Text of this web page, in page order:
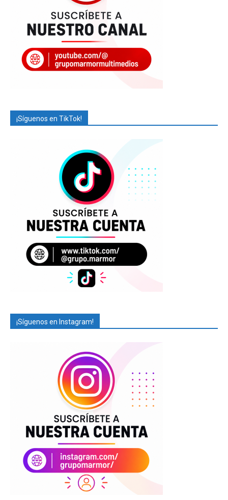
¡Síguenos en TikTok!
¡Síguenos en Instagram!